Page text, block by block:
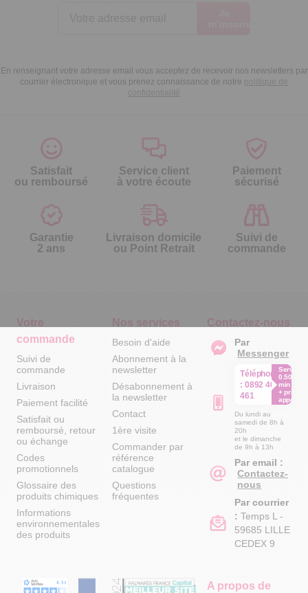
En renseignant votre adresse email vous acceptez de recevoir nos newsletters par
courrier électronique et vous prenez connaissance de notre politique de
confidentialité
Satisfait
ou remboursé
Service client
à votre écoute
Paiement
sécurisé
Garantie
2 ans
Livraison domicile
ou Point Retrait
Suivi de
commande
Votre
commande
Suivi de
commande
Livraison
Paiement facilité
Satisfait ou
remboursé, retour
ou échange
Codes
promotionnels
Glossaire des
produits chimiques
Informations
environnementales
des produits
Nos services
Besoin d'aide
Abonnement à la
newsletter
Désabonnement à
la newsletter
Contact
1ère visite
Commander par
référence
catalogue
Questions
fréquentes
A propos de
Contactez-nous
Par
Messenger
Téléphone
: 0892 461
461
Service
0.50€ /
min
+ prix
appel
Du lundi au
samedi de 8h à
20h
et le dimanche
de 9h à 13h
Par email :
Contactez-
nous
Par courrier
: Temps L -
59685 LILLE
CEDEX 9